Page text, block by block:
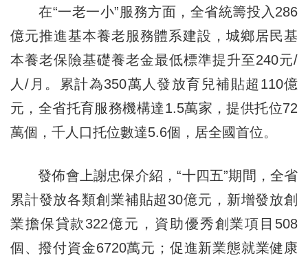
在“一老一小”服務方面，全省統籌投入286
億元推進基本養老服務體系建設，城鄉居民基
本養老保險基礎養老金最低標準提升至240元/
人/月。累計為350萬人發放育兒補貼超110億
元，全省托育服務機構達1.5萬家，提供托位72
萬個，千人口托位數達5.6個，居全國首位。
發佈會上謝忠保介紹，“十四五”期間，全省
累計發放各類創業補貼超30億元，新增發放創
業擔保貸款322億元，資助優秀創業項目508
個、撥付資金6720萬元；促進新業態就業健康